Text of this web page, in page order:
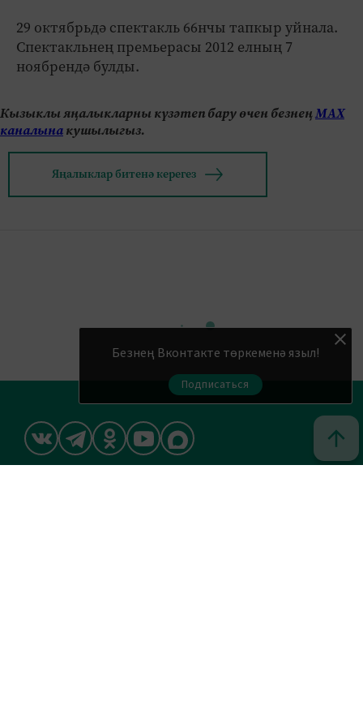
29 октябрьдә спектакль 66нчы тапкыр уйнала.
Спектакльнең премьерасы 2012 елның 7
ноябрендә булды.
Кызыклы яңалыкларны күзәтеп бару өчен безнеңМАХ
каналынакушылыгыз.
Яңалыклар битенә керегез
Безнең Вконтакте төркеменә языл!
Подписаться